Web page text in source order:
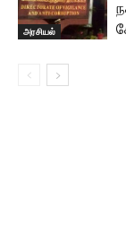
அரசியல்